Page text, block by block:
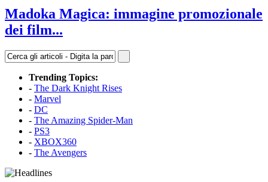
Madoka Magica: immagine promozionale
dei film...
Trending Topics:
- The Dark Knight Rises
- Marvel
- DC
- The Amazing Spider-Man
- PS3
- XBOX360
- The Avengers